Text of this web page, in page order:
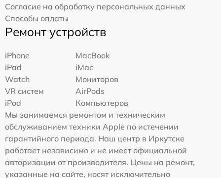
Согласие на обработку персональных данных
Способы оплаты
Ремонт устройств
iPhone
MacBook
iPad
iMac
Watch
Мониторов
VR систем
AirPods
iPod
Компьютеров
Мы занимаемся ремонтом и техническим
обслуживанием техники Apple по истечении
гарантийного периода. Наш центр в Иркутске
работает независимо и не имеет официальной
авторизации от производителя. Цены на ремонт,
указанные на сайте, носят исключительно